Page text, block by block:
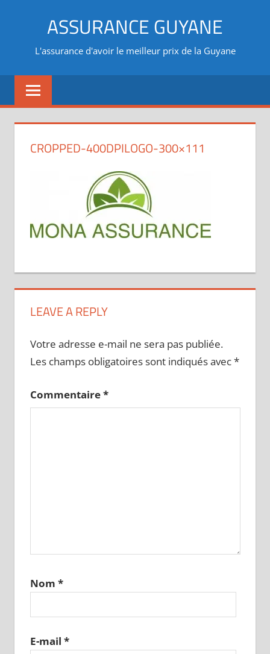
ASSURANCE GUYANE
L'assurance d'avoir le meilleur prix de la Guyane
CROPPED-400DPILOGO-300×111
LEAVE A REPLY
Votre adresse e-mail ne sera pas publiée.
Les champs obligatoires sont indiqués avec*
Commentaire*
Nom *
E-mail *